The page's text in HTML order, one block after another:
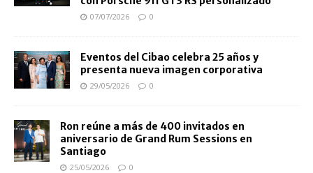
07/07/2026 0
Eventos del Cibao celebra 25 años y
presenta nueva imagen corporativa
29/05/2026 0
Ron reúne a más de 400 invitados en
aniversario de Grand Rum Sessions en
Santiago
25/05/2026 0